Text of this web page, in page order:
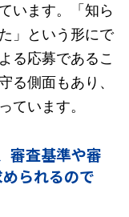
います。「知ら
」という形にで
る応募であるこ
る側面もあり、
ています。
審査基準や審
られるので